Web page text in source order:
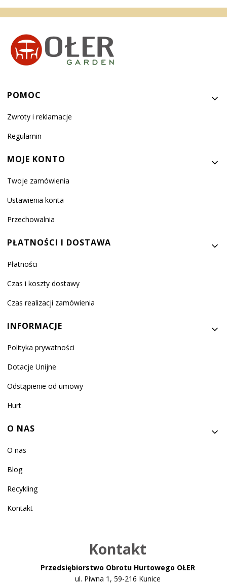
Linki w stopce
POMOC
Zwroty i reklamacje
Regulamin
MOJE KONTO
Twoje zamówienia
Ustawienia konta
Przechowalnia
PŁATNOŚCI I DOSTAWA
Płatności
Czas i koszty dostawy
Czas realizacji zamówienia
INFORMACJE
Polityka prywatności
Dotacje Unijne
Odstąpienie od umowy
Hurt
O NAS
O nas
Blog
Recykling
Kontakt
Kontakt
Przedsiębiorstwo Obrotu Hurtowego OŁER
ul. Piwna 1, 59-216 Kunice